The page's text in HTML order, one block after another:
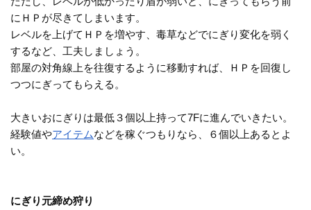
にＨＰが尽きてしまいます。
レベルを上げてＨＰを増やす、毒草などでにぎり変化を弱く
するなど、工夫しましょう。
部屋の対角線上を往復するように移動すれば、ＨＰを回復し
つつにぎってもらえる。
大きいおにぎりは最低３個以上持って7Fに進んでいきたい。
経験値やアイテムなどを稼ぐつもりなら、６個以上あるとよ
い。
にぎり元締め狩り